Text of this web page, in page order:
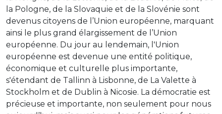
la Pologne, de la Slovaquie et de la Slovénie sont
devenus citoyens de l’Union européenne, marquant
ainsi le plus grand élargissement de l’Union
européenne. Du jour au lendemain, l'Union
européenne est devenue une entité politique,
économique et culturelle plus importante,
s'étendant de Tallinn à Lisbonne, de La Valette à
Stockholm et de Dublin à Nicosie. La démocratie est
précieuse et importante, non seulement pour nous